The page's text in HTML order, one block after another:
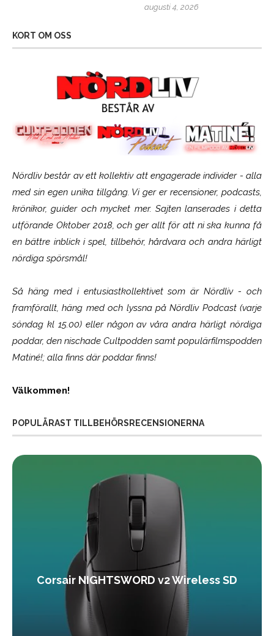
augusti 4, 2026
KORT OM OSS
Nördliv består av ett kollektiv att engagerade individer - alla
med sin egen unika tillgång. Vi ger er recensioner, podcasts,
krönikor, guider och mycket mer. Sajten lanserades i detta
utförande Oktober 2018, och ger allt för att ni ska kunna få
en bättre inblick i spel, tillbehör, hårdvara och andra härligt
nördiga spörsmål!
Så häng med i entusiastkollektivet som ärNördliv- och
framförallt, häng med och lyssna på Nördliv Podcast (varje
söndag kl 15.00) eller någon av våra andra härligt nördiga
poddar, den nischade Cultpodden samt populärfilmspodden
Matiné!; alla finns där poddar finns!
Välkommen!
POPULÄRAST TILLBEHÖRSRECENSIONERNA
Corsair NIGHTSWORD v2 Wireless SD